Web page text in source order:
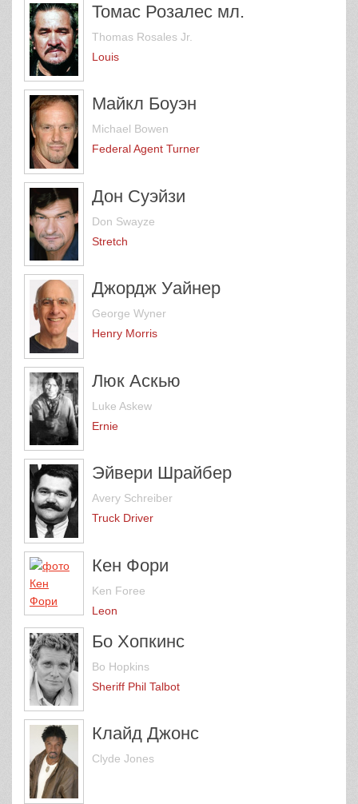
Томас Розалес мл.
Thomas Rosales Jr.
Louis
Майкл Боуэн
Michael Bowen
Federal Agent Turner
Дон Суэйзи
Don Swayze
Stretch
Джордж Уайнер
George Wyner
Henry Morris
Люк Аскью
Luke Askew
Ernie
Эйвери Шрайбер
Avery Schreiber
Truck Driver
Кен Фори
Ken Foree
Leon
Бо Хопкинс
Bo Hopkins
Sheriff Phil Talbot
Клайд Джонс
Clyde Jones